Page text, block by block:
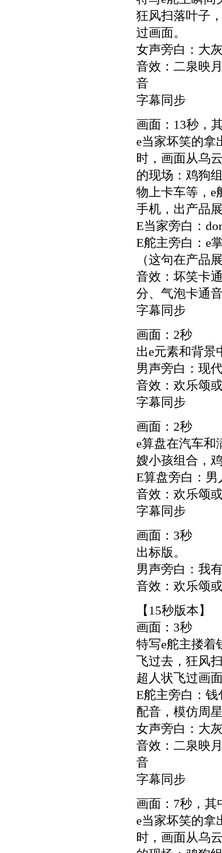
狂风扫落叶子
过画面。
女声旁白：大
音效：二泉映
音
字幕同步
画面：13秒，
e当家坏笑的拿
时，画面从乌
的现场：鸡狗
物上卡车等，e
手机，出产品
E当家旁白：
E舵主旁白：e
（这句在产品
音效：坏笑卡
分、气泡卡通
字幕同步
画面：2秒
出e元素和背景
男声旁白：现
音效：欢乐颂
字幕同步
画面：2秒
e算盘在汽车和
嫂小孩组合，
E算盘旁白：
音效：欢乐颂
字幕同步
画面：3秒
出标版。
男声旁白：我
音效：欢乐颂
【15秒版本】
画面：3秒
特写e舵主搂着
飞过去，狂风
超人状飞过画
E舵主旁白：
配音，模仿周
女声旁白：大
音效：二泉映
音
字幕同步
画面：7秒，其
e当家坏笑的拿
时，画面从乌